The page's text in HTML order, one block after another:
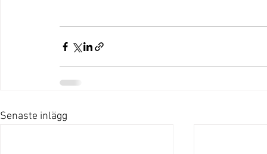
Senaste inlägg